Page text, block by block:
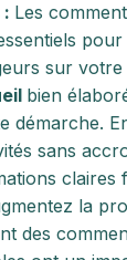
Les
sur
bien
démarche.
sans
claires
la
des